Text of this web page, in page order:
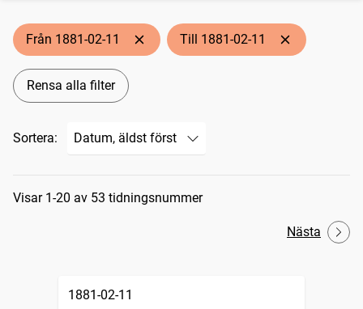
Från 1881-02-11 Till 1881-02-11
Rensa alla filter
Sortera:
Sökresultat
Visar 1-20 av 53 tidningsnummer
Nästa
1881-02-11